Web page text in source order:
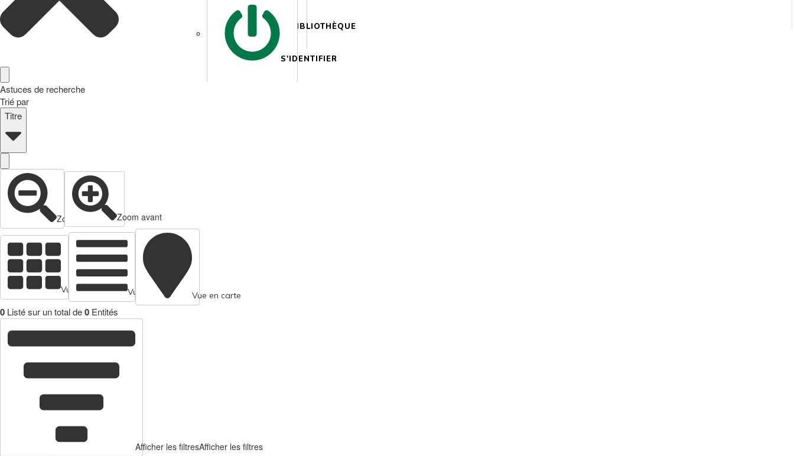
BIBLIOTHÈQUE
S'IDENTIFIER
Astuces de recherche
Trié par
Titre
Zoom arrière Zoom avant
Vue en cartes Vue tabulaire Vue en carte
0 Listé sur un total de0 Entités
Afficher les filtresAfficher les filtres